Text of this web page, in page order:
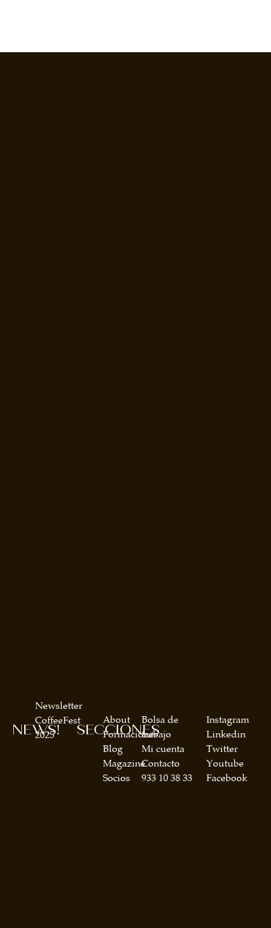
SECCIONES
About
Formaciones
Blog
Magazine
Socios
Bolsa de
trabajo
Mi cuenta
Contacto
933 10 38 33
NEWS!
Newsletter
CoffeeFest
2025
Instagram
Linkedin
Twitter
Youtube
Facebook